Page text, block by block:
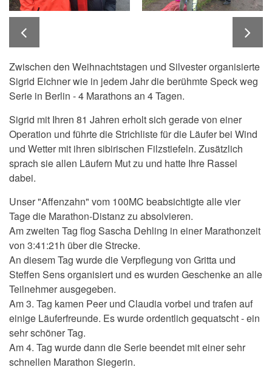
Zwischen den Weihnachtstagen und Silvester organisierte
Sigrid Eichner wie in jedem Jahr die berühmte Speck weg
Serie in Berlin - 4 Marathons an 4 Tagen.
Sigrid mit Ihren 81 Jahren erholt sich gerade von einer
Operation und führte die Strichliste für die Läufer bei Wind
und Wetter mit ihren sibirischen Filzstiefeln. Zusätzlich
sprach sie allen Läufern Mut zu und hatte Ihre Rassel
dabei.
Unser "Affenzahn" vom 100MC beabsichtigte alle vier
Tage die Marathon-Distanz zu absolvieren.
Am zweiten Tag flog Sascha Dehling in einer Marathonzeit
von 3:41:21h über die Strecke.
An diesem Tag wurde die Verpflegung von Gritta und
Steffen Sens organisiert und es wurden Geschenke an alle
Teilnehmer ausgegeben.
Am 3. Tag kamen Peer und Claudia vorbei und trafen auf
einige Läuferfreunde. Es wurde ordentlich gequatscht - ein
sehr schöner Tag.
Am 4. Tag wurde dann die Serie beendet mit einer sehr
schnellen Marathon Siegerin.